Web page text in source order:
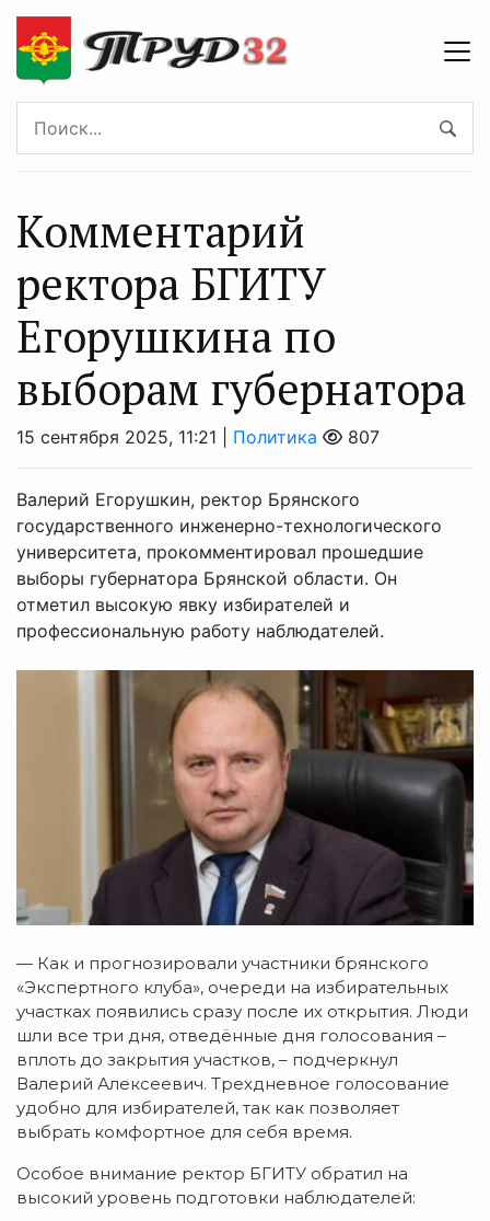
Комментарий
ректора БГИТУ
Егорушкина по
выборам губернатора
15 сентября 2025, 11:21 | Политика 807
Валерий Егорушкин, ректор Брянского
государственного инженерно-технологического
университета, прокомментировал прошедшие
выборы губернатора Брянской области. Он
отметил высокую явку избирателей и
профессиональную работу наблюдателей.
— Как и прогнозировали участники брянского
«Экспертного клуба», очереди на избирательных
участках появились сразу после их открытия. Люди
шли все три дня, отведённые дня голосования –
вплоть до закрытия участков, – подчеркнул
Валерий Алексеевич. Трехдневное голосование
удобно для избирателей, так как позволяет
выбрать комфортное для себя время.
Особое внимание ректор БГИТУ обратил на
высокий уровень подготовки наблюдателей: